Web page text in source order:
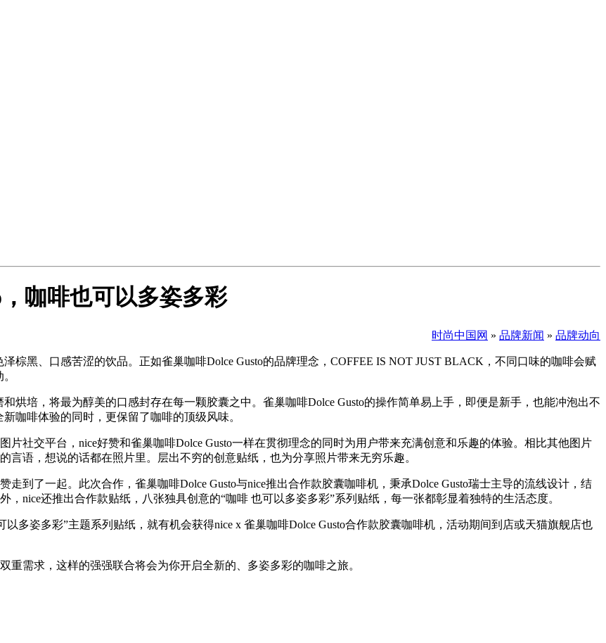
咖啡也可以多姿多彩
时尚中国网 » 品牌新闻 » 品牌动向
棕黑、口感苦涩的饮品。正如雀巢咖啡Dolce Gusto的品牌理念，COFFEE IS NOT JUST BLACK，不同口味的咖啡会赋
烘培，将最为醇美的口感封存在每一颗胶囊之中。雀巢咖啡Dolce Gusto的操作简单易上手，即便是新手，也能冲泡出不
咖啡体验的同时，更保留了咖啡的顶级风味。
片社交平台，nice好赞和雀巢咖啡Dolce Gusto一样在贯彻理念的同时为用户带来充满创意和乐趣的体验。相比其他图片
语，想说的话都在照片里。层出不穷的创意贴纸，也为分享照片带来无穷乐趣。
走到了一起。此次合作，雀巢咖啡Dolce Gusto与nice推出合作款胶囊咖啡机，秉承Dolce Gusto瑞士主导的流线设计，结
nice还推出合作款贴纸，八张独具创意的“咖啡 也可以多姿多彩”系列贴纸，每一张都彰显着独特的生活态度。
以多姿多彩”主题系列贴纸，就有机会获得nice x 雀巢咖啡Dolce Gusto合作款胶囊咖啡机，活动期间到店或天猫旗舰店也
重需求，这样的强强联合将会为你开启全新的、多姿多彩的咖啡之旅。